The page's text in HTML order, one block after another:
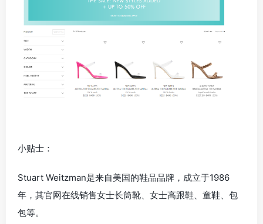
小贴士：
Stuart Weitzman是来自美国的鞋品品牌，成立于1986
年，其官网在线销售女士长筒靴、女士高跟鞋、童鞋、包
包等。